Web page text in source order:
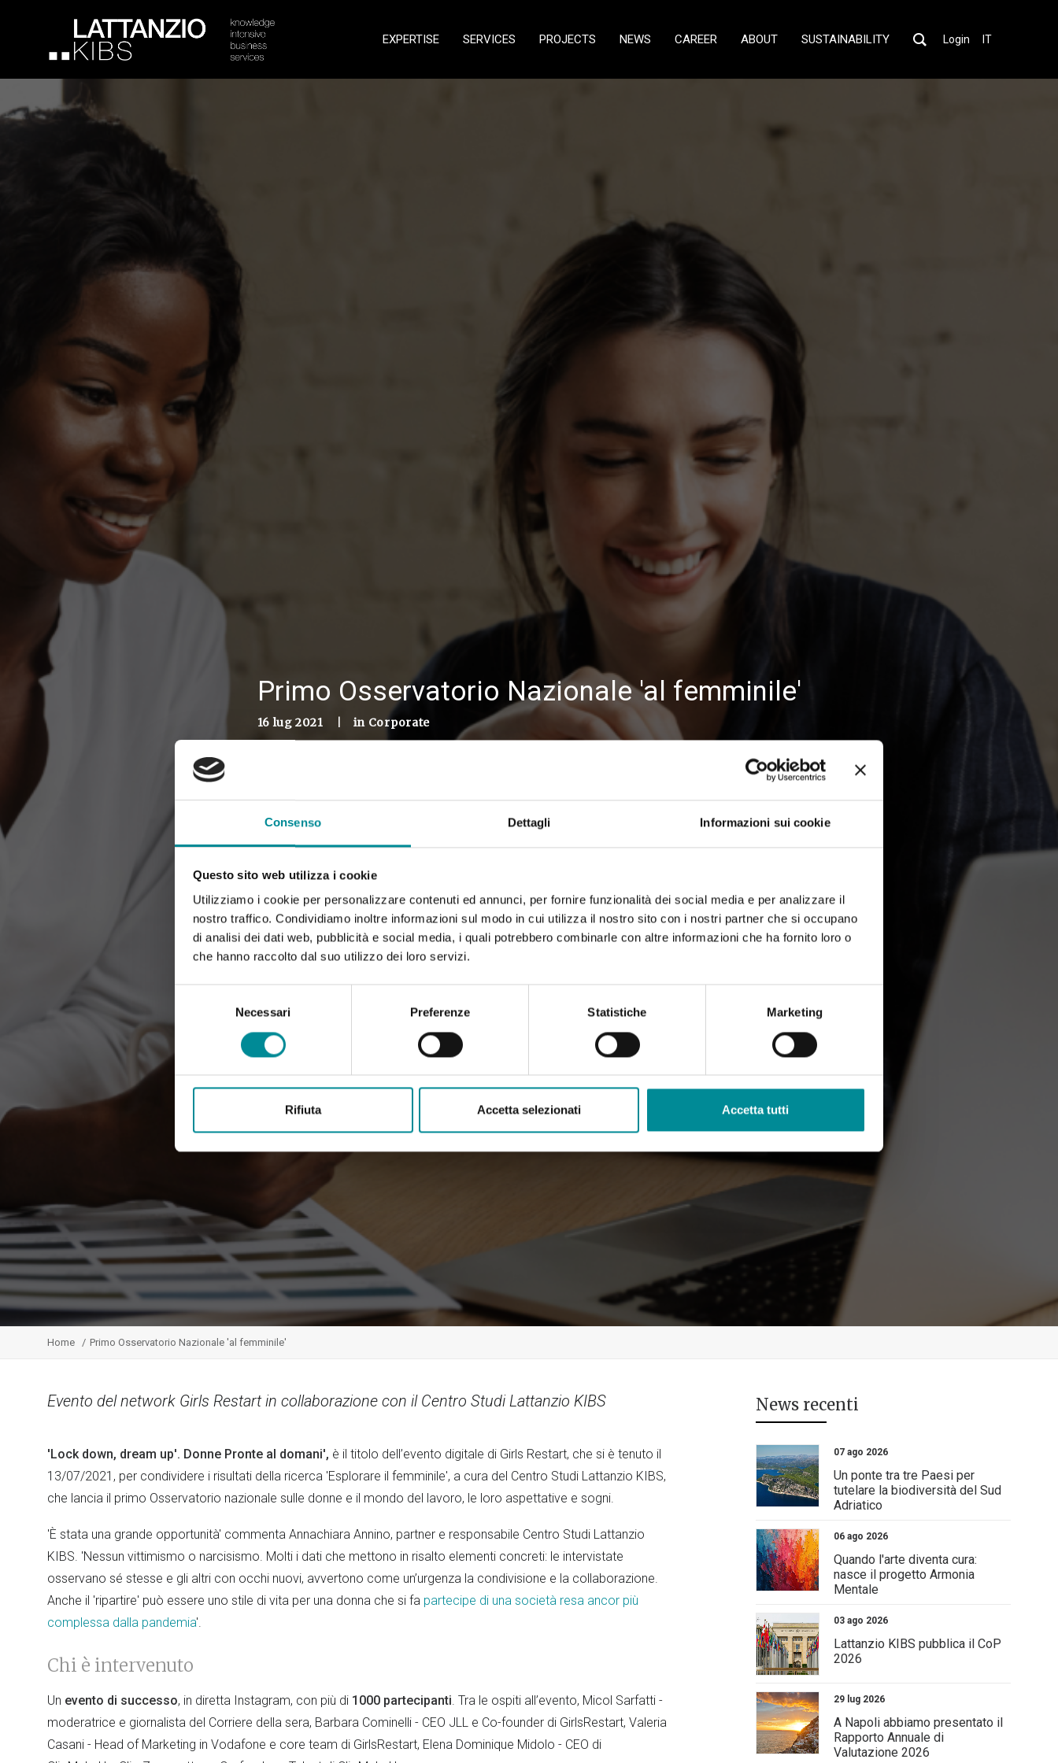
Consenso Dettagli Informazioni sui cookie
Questo sito web utilizza i cookie
Utilizziamo i cookie per personalizzare contenuti ed annunci, per fornire funzionalità dei social media e per analizzare il
nostro traffico. Condividiamo inoltre informazioni sul modo in cui utilizza il nostro sito con i nostri partner che si occupano
di analisi dei dati web, pubblicità e social media, i quali potrebbero combinarle con altre informazioni che ha fornito loro o
che hanno raccolto dal suo utilizzo dei loro servizi.
Necessari Preferenze Statistiche Marketing
Rifiuta Accetta selezionati Accetta tutti
EXPERTISE SERVICES PROJECTS NEWS CAREER ABOUT SUSTAINABILITY Login IT
Primo Osservatorio Nazionale 'al femminile'
16 lug 2021 in Corporate
Home Primo Osservatorio Nazionale 'al femminile'
Evento del network Girls Restart in collaborazione con il Centro Studi Lattanzio KIBS
'Lock down, dream up'. Donne Pronte al domani', è il titolo dell’evento digitale di Girls Restart, che si è tenuto il
13/07/2021, per condividere i risultati della ricerca 'Esplorare il femminile', a cura del Centro Studi Lattanzio KIBS,
che lancia il primo Osservatorio nazionale sulle donne e il mondo del lavoro, le loro aspettative e sogni.
'È stata una grande opportunità' commenta Annachiara Annino, partner e responsabile Centro Studi Lattanzio
KIBS. 'Nessun vittimismo o narcisismo. Molti i dati che mettono in risalto elementi concreti: le intervistate
osservano sé stesse e gli altri con occhi nuovi, avvertono come un’urgenza la condivisione e la collaborazione.
Anche il 'ripartire' può essere uno stile di vita per una donna che si fa partecipe di una società resa ancor più
complessa dalla pandemia'.
Chi è intervenuto
Un evento di successo, in diretta Instagram, con più di 1000 partecipanti. Tra le ospiti all’evento, Micol Sarfatti -
moderatrice e giornalista del Corriere della sera, Barbara Cominelli - CEO JLL e Co-founder di GirlsRestart, Valeria
Casani - Head of Marketing in Vodafone e core team di GirlsRestart, Elena Dominique Midolo - CEO di
News recenti
07 ago 2026
Un ponte tra tre Paesi per
tutelare la biodiversità del Sud
Adriatico
06 ago 2026
Quando l'arte diventa cura:
nasce il progetto Armonia
Mentale
03 ago 2026
Lattanzio KIBS pubblica il CoP
2026
29 lug 2026
A Napoli abbiamo presentato il
Rapporto Annuale di
Valutazione 2026